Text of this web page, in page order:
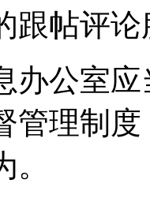
跟帖评
办公室
管理制